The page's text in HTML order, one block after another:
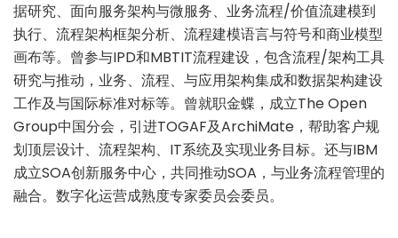
据研究、面向服务架构与微服务、业务流程/价值流建模到
执行、流程架构框架分析、流程建模语言与符号和商业模型
画布等。曾参与IPD和MBTIT流程建设，包含流程/架构工具
研究与推动，业务、流程、与应用架构集成和数据架构建设
工作及与国际标准对标等。曾就职金蝶，成立The Open
Group中国分会，引进TOGAF及ArchiMate，帮助客户规
划顶层设计、流程架构、IT系统及实现业务目标。还与IBM
成立SOA创新服务中心，共同推动SOA，与业务流程管理的
融合。数字化运营成熟度专家委员会委员。